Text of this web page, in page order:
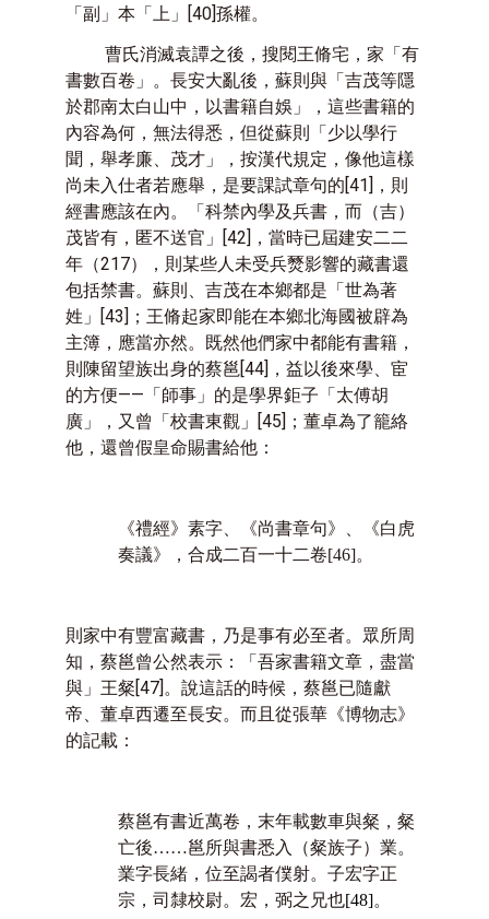
「副」本「上」 [40]孫權。
曹氏消滅袁譚之後，搜閱王脩宅，家「有
書數百卷」。長安大亂後，蘇則與「吉茂等隱
於郡南太白山中，以書籍自娛」，這些書籍的
內容為何，無法得悉，但從蘇則「少以學行
聞，舉孝廉、茂才」，按漢代規定，像他這樣
尚未入仕者若應舉，是要課試章句的[41] ，則
經書應該在內。「科禁內學及兵書，而（吉）
茂皆有，匿不送官」 [42] ，當時已屆建安二二
年（217），則某些人未受兵燹影響的藏書還
包括禁書。蘇則、吉茂在本鄉都是「世為著
姓」 [43] ；王脩起家即能在本鄉北海國被辟為
主簿，應當亦然。既然他們家中都能有書籍，
則陳留望族出身的蔡邕 [44] ，益以後來學、宦
的方便——「師事」的是學界鉅子「太傅胡
廣」，又曾「校書東觀」 [45] ；董卓為了籠絡
他，還曾假皇命賜書給他：
《禮經》素字、《尚書章句》、《白虎
奏議》，合成二百一十二卷[46]。
則家中有豐富藏書，乃是事有必至者。眾所周
知，蔡邕曾公然表示：「吾家書籍文章，盡當
與」王粲[47] 。說這話的時候，蔡邕已隨獻
帝、董卓西遷至長安。而且從張華《博物志》
的記載：
蔡邕有書近萬卷，末年載數車與粲，粲
亡後……邕所與書悉入（粲族子）業。
業字長緒，位至謁者僕射。子宏字正
宗，司隸校尉。宏，弼之兄也[48]。